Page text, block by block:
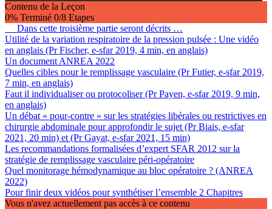
Contenu de la Leçon
0% Terminé 0/8 Etapes
Dans cette troisième partie seront décrits …
Utilité de la variation respiratoire de la pression pulsée : Une vidéo
en anglais (Pr Fischer, e-sfar 2019, 4 min, en anglais)
Un document ANREA 2022
Quelles cibles pour le remplissage vasculaire (Pr Futier, e-sfar 2019,
7 min, en anglais)
Faut il individualiser ou protocoliser (Pr Payen, e-sfar 2019, 9 min,
en anglais)
Un débat « pour-contre » sur les stratégies libérales ou restrictives en
chirurgie abdominale pour approfondir le sujet (Pr Biais, e-sfar
2021, 20 min) et (Pr Gayat, e-sfar 2021, 15 min)
Les recommandations formalisées d’expert SFAR 2012 sur la
stratégie de remplissage vasculaire péri-opératoire
Quel monitorage hémodynamique au bloc opératoire ? (ANREA
2022)
Pour finir deux vidéos pour synthétiser l’ensemble 2 Chapitres
Vous n'avez actuellement pas accès à ce contenu